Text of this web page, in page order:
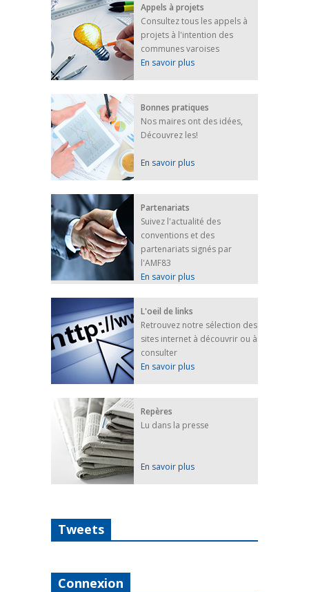
Afin d’accompagner au mieux les réfugiés
ukrainiens arrivés en France,...
FEUILLETER
Appels à projets
Consultez tous les appels à
projets à l'intention des
communes varoises
En savoir plus
Bonnes pratiques
Nos maires ont des idées,
Découvrez les!
En savoir plus
Partenariats
Suivez l'actualité des
conventions et des
partenariats signés par
l'AMF83
En savoir plus
L'oeil de links
Retrouvez notre sélection des
sites internet à découvrir ou à
consulter
En savoir plus
Repères
Lu dans la presse
En savoir plus
Tweets
Connexion